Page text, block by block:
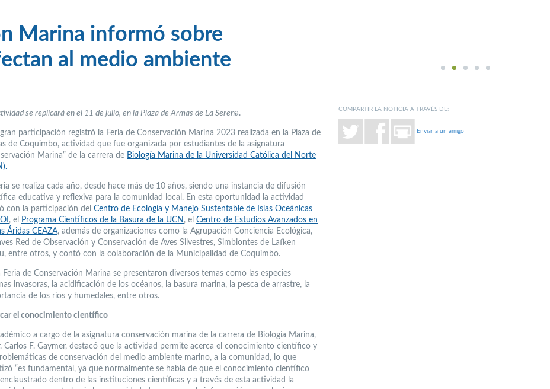
1 2 3 4 5
Marina informó sobre
al medio ambiente
se replicará en el 11 de julio, en la Plaza de Armas de La Serena.
participación registró la Feria de Conservación Marina 2023 realizada en la Plaza de
de Coquimbo, actividad que fue organizada por estudiantes de la asignatura
Marina” de la carrera de Biología Marina de la Universidad Católica del Norte
se realiza cada año, desde hace más de 10 años, siendo una instancia de difusión
educativa y reflexiva para la comunidad local. En esta oportunidad la actividad
con la participación del Centro de Ecología y Manejo Sustentable de Islas Oceánicas
, el Programa Científicos de la Basura de la UCN , el Centro de Estudios Avanzados en
Áridas CEAZA, además de organizaciones como la Agrupación Conciencia Ecológica,
Red de Observación y Conservación de Aves Silvestres, Simbiontes de Lafken
entre otros, y contó con la colaboración de la Municipalidad de Coquimbo.
Feria de Conservación Marina se presentaron diversos temas como las especies
invasoras, la acidificación de los océanos, la basura marina, la pesca de arrastre, la
de los ríos y humedales, entre otros.
el conocimiento científico
a cargo de la asignatura conservación marina de la carrera de Biología Marina,
Carlos F. Gaymer, destacó que la actividad permite acerca el conocimiento científico y
de conservación del medio ambiente marino, a la comunidad, lo que
“es fundamental, ya que normalmente se habla de que el conocimiento científico
dentro de las instituciones científicas y a través de esta actividad la
COMPARTIR LA NOTICIA A TRAVÉS DE:
Enviar a un amigo